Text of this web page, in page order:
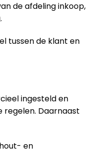
de afdeling inkoop,
tussen de klant en
ingesteld en
regelen. Daarnaast
en